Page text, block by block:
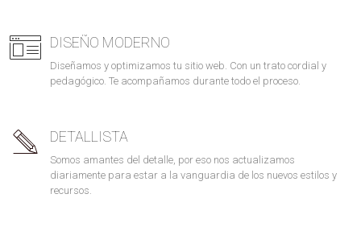
DISEÑO MODERNO
Diseñamos y optimizamos tu sitio web. Con un trato cordial y
pedagógico. Te acompañamos durante todo el proceso.
DETALLISTA
Somos amantes del detalle, por eso nos actualizamos
diariamente para estar a la vanguardia de los nuevos estilos y
recursos.